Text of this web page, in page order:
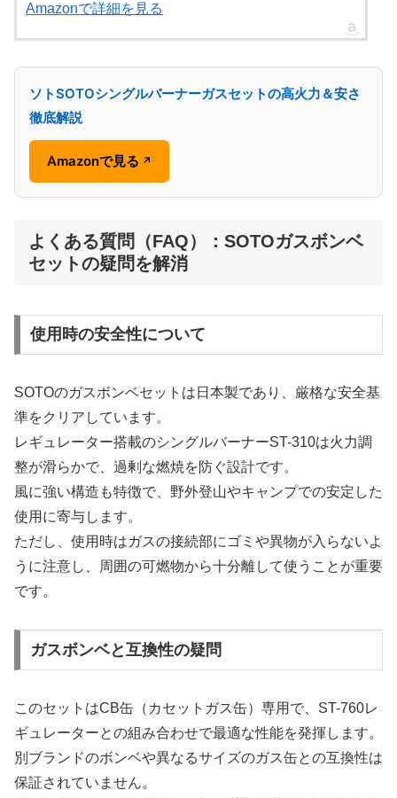
Amazonで詳細を見る
ソトSOTOシングルバーナーガスセットの高火力＆安さ
徹底解説
Amazonで見る ↗
よくある質問（FAQ）：SOTOガスボンベ
セットの疑問を解消
使用時の安全性について
SOTOのガスボンベセットは日本製であり、厳格な安全基
準をクリアしています。
レギュレーター搭載のシングルバーナーST-310は火力調
整が滑らかで、過剰な燃焼を防ぐ設計です。
風に強い構造も特徴で、野外登山やキャンプでの安定した
使用に寄与します。
ただし、使用時はガスの接続部にゴミや異物が入らないよ
うに注意し、周囲の可燃物から十分離して使うことが重要
です。
ガスボンベと互換性の疑問
このセットはCB缶（カセットガス缶）専用で、ST-760レ
ギュレーターとの組み合わせで最適な性能を発揮します。
別ブランドのボンベや異なるサイズのガス缶との互換性は
保証されていません。